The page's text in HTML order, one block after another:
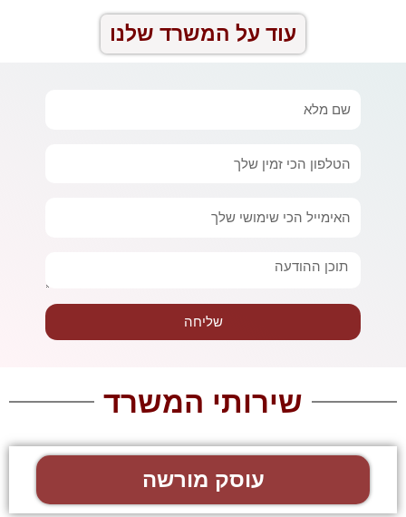
עוד על המשרד שלנו
שם
טלפון
אימייל
הודעה
שליחה
שירותי המשרד
עוסק מורשה